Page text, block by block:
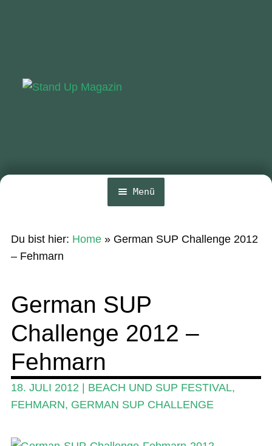
Menü
SUP-Events
Ratgeber
Stand Up Magazin TV
SPOT FINDER
Du bist hier: Home» German SUP Challenge 2012
– Fehmarn
German SUP
Challenge 2012 –
Fehmarn
18. JULI 2012 BEACH UND SUP FESTIVAL,
FEHMARN, GERMAN SUP CHALLENGE